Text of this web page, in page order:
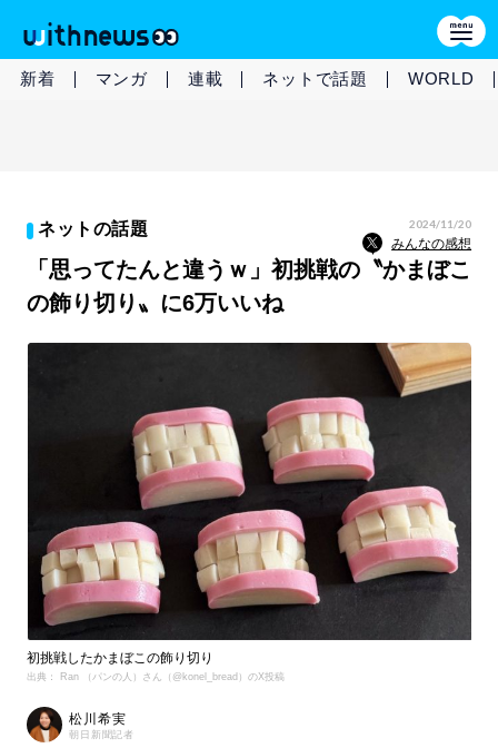
新着 マンガ 連載 ネットで話題 WORLD
ネットの話題 2024/11/20
みんなの感想
「思ってたんと違うｗ」初挑戦の〝かまぼこ
の飾り切り〟に6万いいね
初挑戦したかまぼこの飾り切り
出典： Ran （パンの人）さん（@konel_bread）のX投稿
松川希実
朝日新聞記者